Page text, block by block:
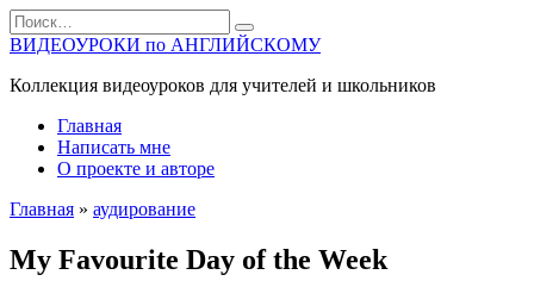
Перейти
к
содержанию
Search
for:
ВИДЕОУРОКИ по АНГЛИЙСКОМУ
Коллекция видеоуроков для учителей и школьников
Главная
Написать мне
О проекте и авторе
Главная » аудирование
My Favourite Day of the Week